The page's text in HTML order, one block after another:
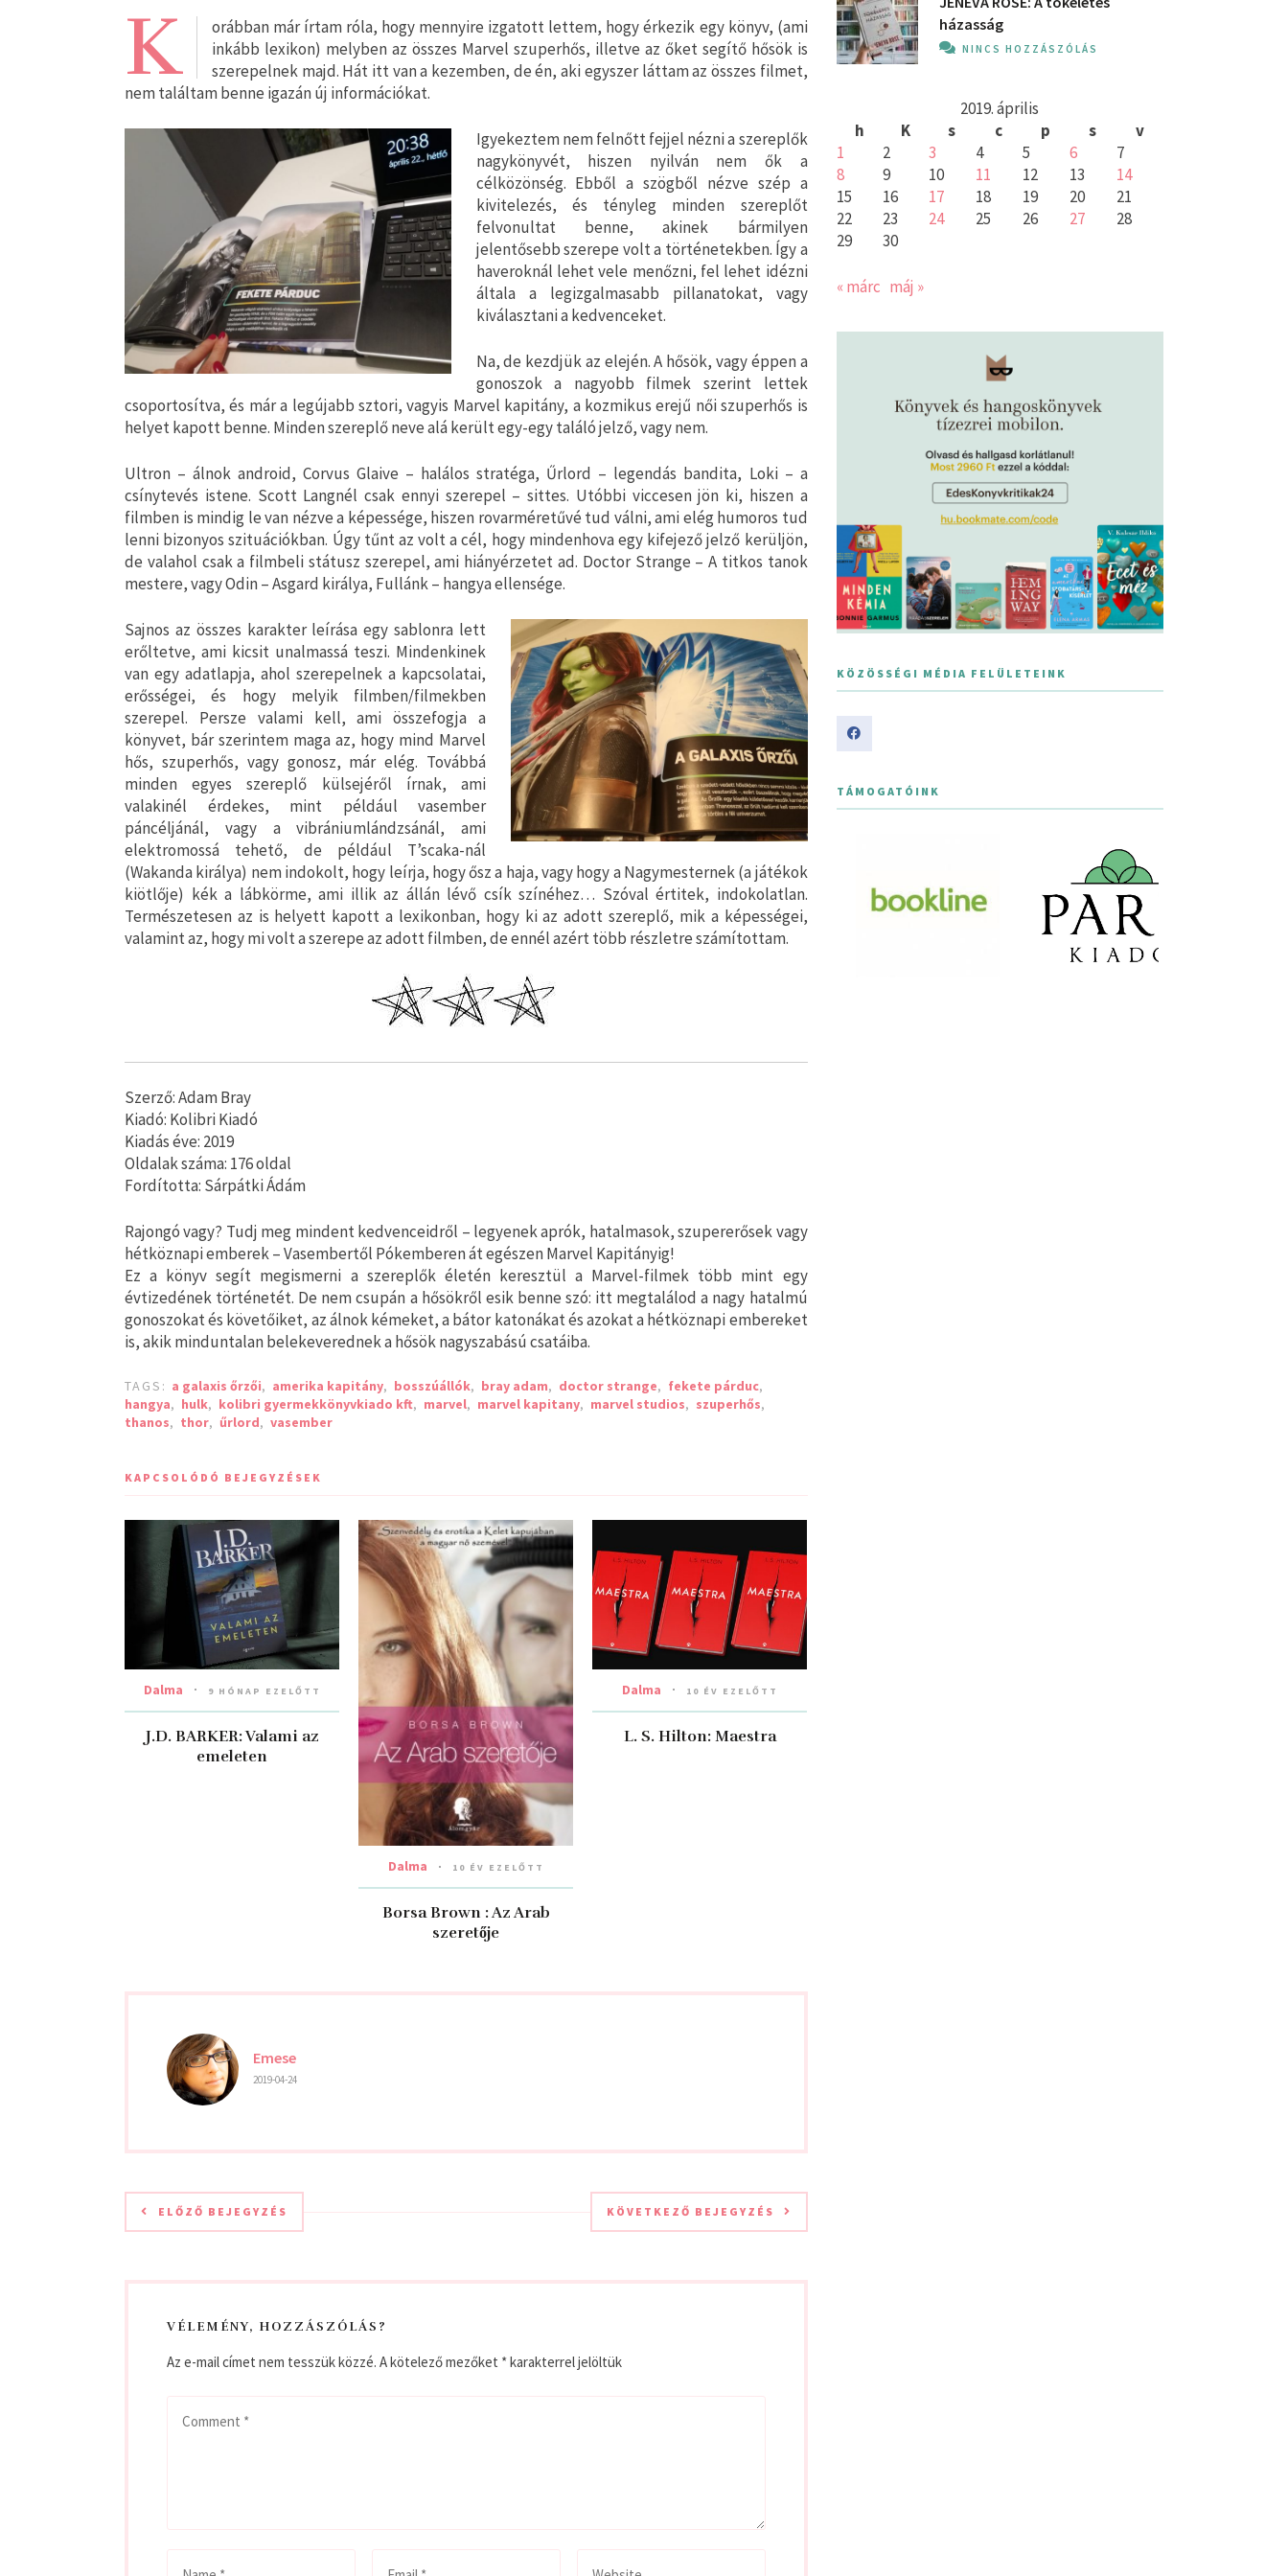
K
orábban már írtam róla, hogy mennyire izgatott lettem, hogy érkezik egy könyv, (ami
inkább lexikon) melyben az összes Marvel szuperhős, illetve az őket segítő hősök is
szerepelnek majd. Hát itt van a kezemben, de én, aki egyszer láttam az összes filmet,
nem találtam benne igazán új információkat.
Igyekeztem nem felnőtt fejjel nézni a szereplők
nagykönyvét, hiszen nyilván nem ők a
célközönség. Ebből a szögből nézve szép a
kivitelezés, és tényleg minden szereplőt
felvonultat benne, akinek bármilyen
jelentősebb szerepe volt a történetekben. Így a
haveroknál lehet vele menőzni, fel lehet idézni
általa a legizgalmasabb pillanatokat, vagy
kiválasztani a kedvenceket.
Na, de kezdjük az elején. A hősök, vagy éppen a
gonoszok a nagyobb filmek szerint lettek
csoportosítva, és már a legújabb sztori, vagyis Marvel kapitány, a kozmikus erejű női szuperhős is
helyet kapott benne. Minden szereplő neve alá került egy-egy találó jelző, vagy nem.
Ultron – álnok android, Corvus Glaive – halálos stratéga, Űrlord – legendás bandita, Loki – a
csínytevés istene. Scott Langnél csak ennyi szerepel – sittes. Utóbbi viccesen jön ki, hiszen a
filmben is mindig le van nézve a képessége, hiszen rovarméretűvé tud válni, ami elég humoros tud
lenni bizonyos szituációkban. Úgy tűnt az volt a cél, hogy mindenhova egy kifejező jelző kerüljön,
de valahol csak a filmbeli státusz szerepel, ami hiányérzetet ad. Doctor Strange – A titkos tanok
mestere, vagy Odin – Asgard királya, Fullánk – hangya ellensége.
Sajnos az összes karakter leírása egy sablonra lett
erőltetve, ami kicsit unalmassá teszi. Mindenkinek
van egy adatlapja, ahol szerepelnek a kapcsolatai,
erősségei, és hogy melyik filmben/filmekben
szerepel. Persze valami kell, ami összefogja a
könyvet, bár szerintem maga az, hogy mind Marvel
hős, szuperhős, vagy gonosz, már elég. Továbbá
minden egyes szereplő külsejéről írnak, ami
valakinél érdekes, mint például vasember
páncéljánál, vagy a vibrániumlándzsánál, ami
elektromossá tehető, de például T’scaka-nál
(Wakanda királya) nem indokolt, hogy leírja, hogy ősz a haja, vagy hogy a Nagymesternek (a játékok
kiötlője) kék a lábkörme, ami illik az állán lévő csík színéhez… Szóval értitek, indokolatlan.
Természetesen az is helyett kapott a lexikonban, hogy ki az adott szereplő, mik a képességei,
valamint az, hogy mi volt a szerepe az adott filmben, de ennél azért több részletre számítottam.
Szerző: Adam Bray
Kiadó: Kolibri Kiadó
Kiadás éve: 2019
Oldalak száma: 176 oldal
Fordította: Sárpátki Ádám
Rajongó vagy? Tudj meg mindent kedvenceidről – legyenek aprók, hatalmasok, szupererősek vagy
hétköznapi emberek – Vasembertől Pókemberen át egészen Marvel Kapitányig!
Ez a könyv segít megismerni a szereplők életén keresztül a Marvel-filmek több mint egy
évtizedének történetét. De nem csupán a hősökről esik benne szó: itt megtalálod a nagy hatalmú
gonoszokat és követőiket, az álnok kémeket, a bátor katonákat és azokat a hétköznapi embereket
is, akik minduntalan belekeverednek a hősök nagyszabású csatáiba.
TAGS: a galaxis őrzői, amerika kapitány, bosszúállók, bray adam, doctor strange, fekete párduc,
hangya, hulk, kolibri gyermekkönyvkiado kft, marvel, marvel kapitany, marvel studios, szuperhős,
thanos, thor, űrlord, vasember
KAPCSOLÓDÓ BEJEGYZÉSEK
Dalma 9 HÓNAP EZELŐTT
J.D. BARKER: Valami ​az
emeleten
Dalma 10 ÉV EZELŐTT
Borsa Brown : Az Arab
szeretője
Dalma 10 ÉV EZELŐTT
L. S. Hilton: Maestra
Emese
2019-04-24
ELŐZŐ BEJEGYZÉS KÖVETKEZŐ BEJEGYZÉS
VÉLEMÉNY, HOZZÁSZÓLÁS?
Az e-mail címet nem tesszük közzé. A kötelező mezőket *karakterrel jelöltük
házasság
NINCS HOZZÁSZÓLÁS
2019. április
h
K s c p s
v
1
2 3 4 5 6
7
8
9 10 11 12 13
14
15
16 17 18 19 20
21
22
23 24 25 26 27
28
29
30
« márc máj »
KÖZÖSSÉGI MÉDIA FELÜLETEINK
TÁMOGATÓINK